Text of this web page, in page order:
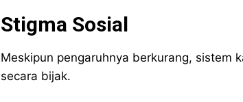
Stigma Sosial
Meskipun pengaruhnya berkurang, sistem
secara bijak.